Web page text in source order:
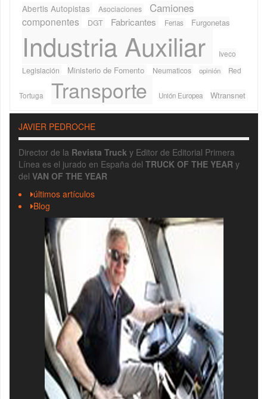
Abertis Autopistas Asociaciones Camiones
componentes DGT Fabricantes Ferias Furgonetas
Industria Auxiliar
Iveco
Legislación
Ministerio de Fomento Neumaticos opinión Red
Tortuga Transporte Unión Europea Wtransnet
JAVIER PEDROCHE
Director de la Revista Truck y Editor de Editorial Primera
Línea es el jurado en España del TRUCK OF THE YEAR y
del VAN OF THE YEAR
últimos artículos
Blog